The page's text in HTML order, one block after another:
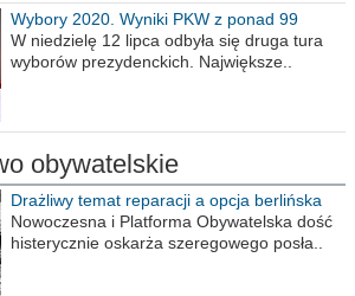
Wybory 2020. Wyniki PKW z ponad 99
procent obwodów
W niedzielę 12 lipca odbyła się druga tura
wyborów prezydenckich. Największe..
obywatelskie
Drażliwy temat reparacji a opcja berlińska
Nowoczesna i Platforma Obywatelska dość
histerycznie oskarża szeregowego posła..